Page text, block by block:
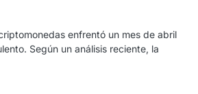
enfrentó un mes de abril
Según un análisis reciente, la